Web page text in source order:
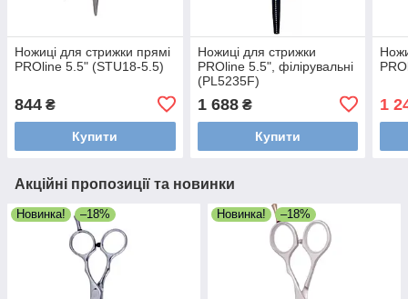
Ножиці для стрижки прямі
PROline 5.5" (STU18-5.5)
844 ₴
Купити
Ножиці для стрижки
PROline 5.5", філірувальні
(PL5235F)
1 688₴
Купити
1
Акційні пропозиції та новинки
Новинка! –18% Новинка! –18%